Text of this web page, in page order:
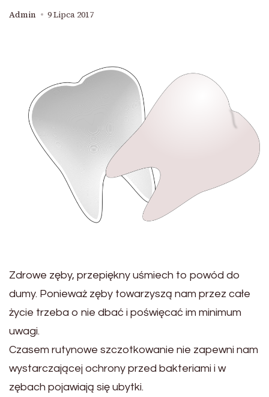
Admin 9 Lipca 2017
Zdrowe zęby, przepiękny uśmiech to powód do
dumy. Ponieważ zęby towarzyszą nam przez całe
życie trzeba o nie dbać i poświęcać im minimum
uwagi.
Czasem rutynowe szczotkowanie nie zapewni nam
wystarczającej ochrony przed bakteriami i w
zębach pojawiają się ubytki.